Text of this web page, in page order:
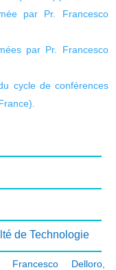
par Pr. Francesco
par Pr. Francesco
cycle de conférences
de Technologie
Delloro,